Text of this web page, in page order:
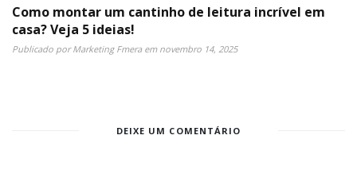
Como montar um cantinho de leitura incrível em
casa? Veja 5 ideias!
Publicado porMarketing Fmeraem novembro 14, 2025
DEIXE UM COMENTÁRIO